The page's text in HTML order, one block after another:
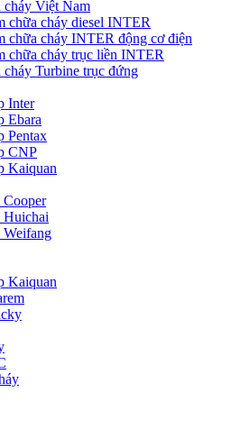
cháy Việt Nam
chữa cháy diesel INTER
chữa cháy INTER động cơ điện
chữa cháy trục liền INTER
Turbine trục đứng
Inter
Ebara
Pentax
CNP
Kaiquan
Huichai
Kaiquan